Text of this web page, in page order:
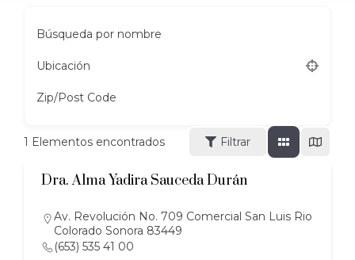
Búsqueda por nombre
Ubicación
Zip/Post Code
1 Elementos encontrados Filtrar
Dra. Alma Yadira Sauceda Durán
Av. Revolución No. 709 Comercial San Luis Rio
Colorado Sonora 83449
(653) 535 41 00